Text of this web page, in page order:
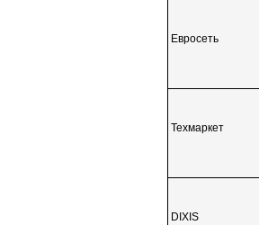
Евросеть
Техмаркет
DIXIS